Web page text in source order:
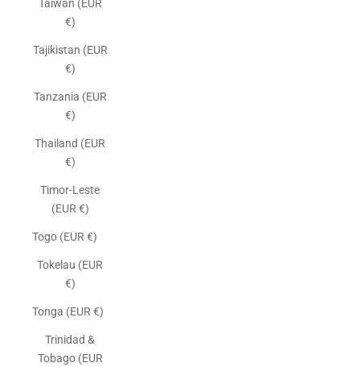
Taiwan (EUR
€)
Tajikistan (EUR
€)
Tanzania (EUR
€)
Thailand (EUR
€)
Timor-Leste
(EUR €)
Togo (EUR €)
Tokelau (EUR
€)
Tonga (EUR €)
Trinidad &
Tobago (EUR